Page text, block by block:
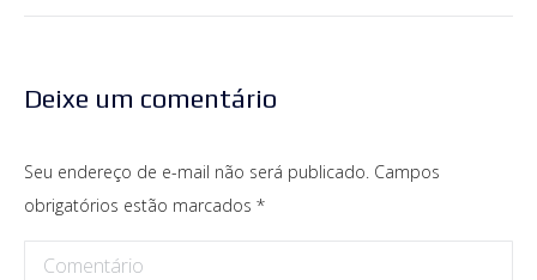
Deixe um comentário
Seu endereço de e-mail não será publicado. Campos
obrigatórios estão marcados *
Comentário